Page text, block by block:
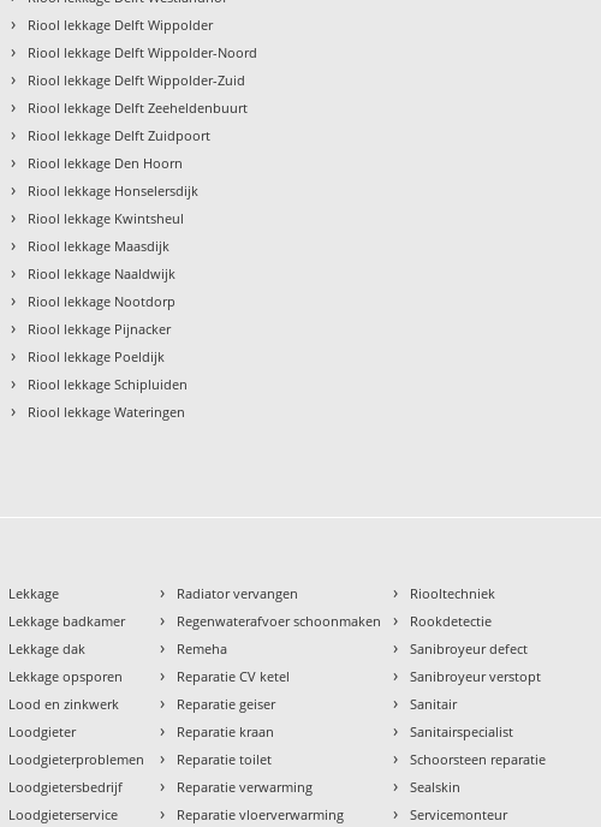
› Riool lekkage Delft Wippolder
› Riool lekkage Delft Wippolder-Noord
› Riool lekkage Delft Wippolder-Zuid
› Riool lekkage Delft Zeeheldenbuurt
› Riool lekkage Delft Zuidpoort
› Riool lekkage Den Hoorn
› Riool lekkage Honselersdijk
› Riool lekkage Kwintsheul
› Riool lekkage Maasdijk
› Riool lekkage Naaldwijk
› Riool lekkage Nootdorp
› Riool lekkage Pijnacker
› Riool lekkage Poeldijk
› Riool lekkage Schipluiden
› Riool lekkage Wateringen
Lekkage
Lekkage badkamer
Lekkage dak
Lekkage opsporen
Lood en zinkwerk
Loodgieter
Loodgieterproblemen
Loodgietersbedrijf
Loodgieterservice
› Radiator vervangen
› Regenwaterafvoer schoonmaken
› Remeha
› Reparatie CV ketel
› Reparatie geiser
› Reparatie kraan
› Reparatie toilet
› Reparatie verwarming
› Reparatie vloerverwarming
› Riooltechniek
› Rookdetectie
› Sanibroyeur defect
› Sanibroyeur verstopt
› Sanitair
› Sanitairspecialist
› Schoorsteen reparatie
› Sealskin
› Servicemonteur